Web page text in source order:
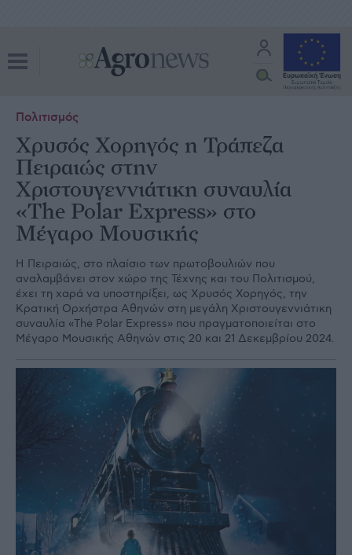
Πολιτισμός
Χρυσός Χορηγός η Τράπεζα
Πειραιώς στην
Χριστουγεννιάτικη συναυλία
«The Polar Express» στο
Μέγαρο Μουσικής
Η Πειραιώς, στο πλαίσιο των πρωτοβουλιών που
αναλαμβάνει στον χώρο της Τέχνης και του Πολιτισμού,
έχει τη χαρά να υποστηρίξει, ως Χρυσός Χορηγός, την
Κρατική Ορχήστρα Αθηνών στη μεγάλη Χριστουγεννιάτικη
συναυλία «The Polar Express» που πραγματοποιείται στο
Μέγαρο Μουσικής Αθηνών στις 20 και 21 Δεκεμβρίου 2024.